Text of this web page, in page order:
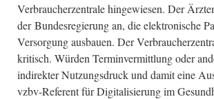
Verbraucherzentrale hingewiesen. Der
der Bundesregierung an, die elektronische
Versorgung ausbauen. Der
kritisch. Würden Terminvermittlung oder
indirekter Nutzungsdruck und damit eine
vzbv-Referent für Digitalisierung im